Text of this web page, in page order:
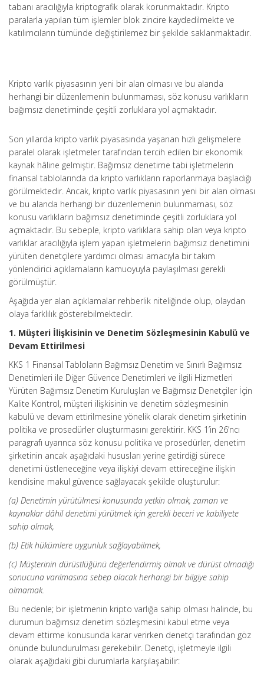
tabanı aracılığıyla kriptografik olarak korunmaktadır. Kripto
paralarla yapılan tüm işlemler blok zincire kaydedilmekte ve
katılımcıların tümünde değiştirilemez bir şekilde saklanmaktadır.
Kripto varlık piyasasının yeni bir alan olması ve bu alanda
herhangi bir düzenlemenin bulunmaması, söz konusu varlıkların
bağımsız denetiminde çeşitli zorluklara yol açmaktadır.
Son yıllarda kripto varlık piyasasında yaşanan hızlı gelişmelere
paralel olarak işletmeler tarafından tercih edilen bir ekonomik
kaynak hâline gelmiştir. Bağımsız denetime tabi işletmelerin
finansal tablolarında da kripto varlıkların raporlanmaya başladığı
görülmektedir. Ancak, kripto varlık piyasasının yeni bir alan olması
ve bu alanda herhangi bir düzenlemenin bulunmaması, söz
konusu varlıkların bağımsız denetiminde çeşitli zorluklara yol
açmaktadır. Bu sebeple, kripto varlıklara sahip olan veya kripto
varlıklar aracılığıyla işlem yapan işletmelerin bağımsız denetimini
yürüten denetçilere yardımcı olması amacıyla bir takım
yönlendirici açıklamaların kamuoyuyla paylaşılması gerekli
görülmüştür.
Aşağıda yer alan açıklamalar rehberlik niteliğinde olup, olaydan
olaya farklılık gösterebilmektedir.
1. Müşteri İlişkisinin ve Denetim Sözleşmesinin Kabulü ve
Devam Ettirilmesi
KKS 1 Finansal Tabloların Bağımsız Denetim ve Sınırlı Bağımsız
Denetimleri ile Diğer Güvence Denetimleri ve İlgili Hizmetleri
Yürüten Bağımsız Denetim Kuruluşları ve Bağımsız Denetçiler İçin
Kalite Kontrol, müşteri ilişkisinin ve denetim sözleşmesinin
kabulü ve devam ettirilmesine yönelik olarak denetim şirketinin
politika ve prosedürler oluşturmasını gerektirir. KKS 1’in 26’ncı
paragrafı uyarınca söz konusu politika ve prosedürler, denetim
şirketinin ancak aşağıdaki hususları yerine getirdiği sürece
denetimi üstleneceğine veya ilişkiyi devam ettireceğine ilişkin
kendisine makul güvence sağlayacak şekilde oluşturulur:
(a) Denetimin yürütülmesi konusunda yetkin olmak, zaman ve
kaynaklar dâhil denetimi yürütmek için gerekli beceri ve kabiliyete
sahip olmak,
(b) Etik hükümlere uygunluk sağlayabilmek,
(c) Müşterinin dürüstlüğünü değerlendirmiş olmak ve dürüst olmadığı
sonucuna varılmasına sebep olacak herhangi bir bilgiye sahip
olmamak.
Bu nedenle; bir işletmenin kripto varlığa sahip olması halinde, bu
durumun bağımsız denetim sözleşmesini kabul etme veya
devam ettirme konusunda karar verirken denetçi tarafından göz
önünde bulundurulması gerekebilir. Denetçi, işletmeyle ilgili
olarak aşağıdaki gibi durumlarla karşılaşabilir: